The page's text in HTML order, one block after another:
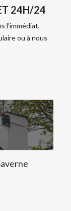
24H/24
l’immédiat,
ou à nous